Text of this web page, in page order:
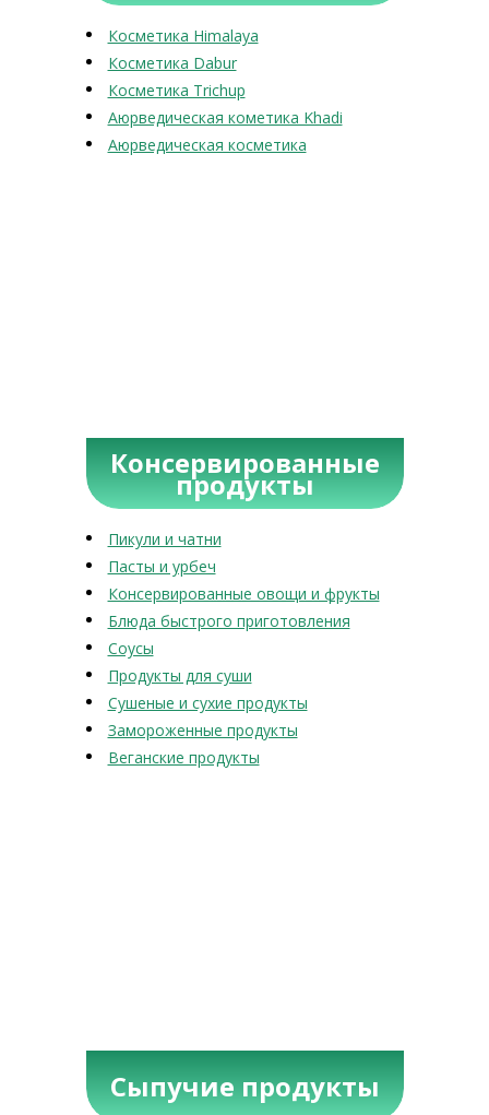
Косметика Himalaya
Косметика Dabur
Косметика Trichup
Аюрведическая кометика Khadi
Аюрведическая косметика
Консервированные
продукты
Пикули и чатни
Пасты и урбеч
Консервированные овощи и фрукты
Блюда быстрого приготовления
Соусы
Продукты для суши
Сушеные и сухие продукты
Замороженные продукты
Веганские продукты
Сыпучие продукты